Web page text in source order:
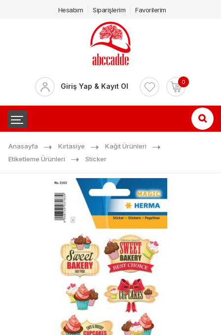
Hesabım Siparişlerim Favorilerim
Giriş Yap & Kayıt Ol 0
Anasayfa Kırtasiye
Kağıt Ürünleri
Etiketleme Ürünleri
Sticker